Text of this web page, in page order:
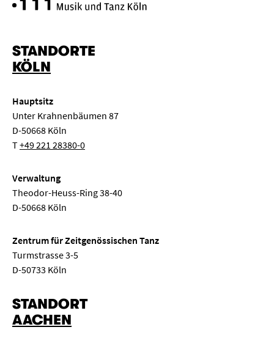
STANDORTE
KÖLN
Hauptsitz
Unter Krahnenbäumen 87
D-50668 Köln
T+49 221 28380-0
Verwaltung
Theodor-Heuss-Ring 38-40
D-50668 Köln
Zentrum für Zeitgenössischen Tanz
Turmstrasse 3-5
D-50733 Köln
STANDORT
AACHEN